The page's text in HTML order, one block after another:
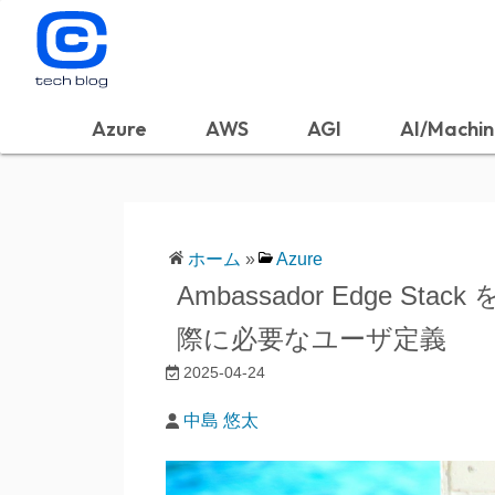
Azure AWS AGI AI/
ホーム » Azure
Ambassador Edge Stack
際に必要なユーザ定義
2025-04-24
中島 悠太